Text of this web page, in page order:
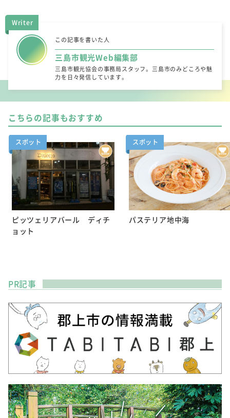
Writer
この記事を書いた人
三島市観光Web編集部
三島市観光協会の事務局スタッフ。三島市のみどころや魅
力を日々発信しています。
こちらの記事もおすすめ
スポット
ピッツェリアバール ディチ
ョット
スポット
パステリア地中海
PR記事